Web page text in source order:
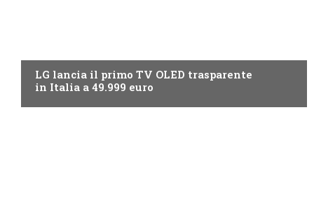
LG lancia il primo TV OLED trasparente
in Italia a 49.999 euro